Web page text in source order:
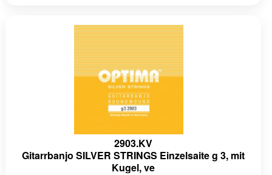
2903.KV
Gitarrbanjo SILVER STRINGS Einzelsaite g 3, mit
Kugel, ve